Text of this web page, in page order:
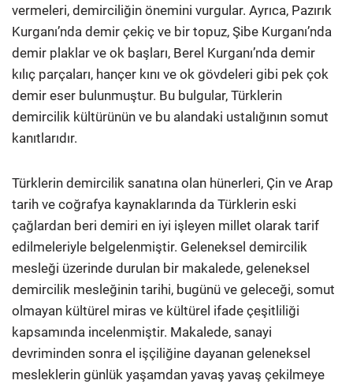
vermeleri, demirciliğin önemini vurgular. Ayrıca, Pazırık
Kurganı’nda demir çekiç ve bir topuz, Şibe Kurganı’nda
demir plaklar ve ok başları, Berel Kurganı’nda demir
kılıç parçaları, hançer kını ve ok gövdeleri gibi pek çok
demir eser bulunmuştur. Bu bulgular, Türklerin
demircilik kültürünün ve bu alandaki ustalığının somut
kanıtlarıdır.
Türklerin demircilik sanatına olan hünerleri, Çin ve Arap
tarih ve coğrafya kaynaklarında da Türklerin eski
çağlardan beri demiri en iyi işleyen millet olarak tarif
edilmeleriyle belgelenmiştir. Geleneksel demircilik
mesleği üzerinde durulan bir makalede, geleneksel
demircilik mesleğinin tarihi, bugünü ve geleceği, somut
olmayan kültürel miras ve kültürel ifade çeşitliliği
kapsamında incelenmiştir. Makalede, sanayi
devriminden sonra el işçiliğine dayanan geleneksel
mesleklerin günlük yaşamdan yavaş yavaş çekilmeye